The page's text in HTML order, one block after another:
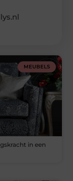
MEUBELS
in een